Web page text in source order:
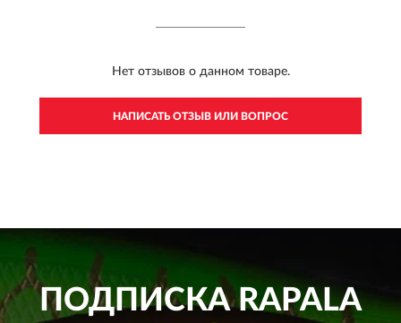
Нет отзывов о данном товаре.
НАПИСАТЬ ОТЗЫВ ИЛИ ВОПРОС
ПОДПИСКАRAPALA